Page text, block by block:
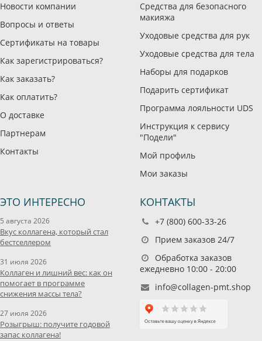
Новости компании
Вопросы и ответы
Сертификаты на товары
Как зарегистрироваться?
Как заказать?
Как оплатить?
О доставке
Партнерам
Контакты
Средства для безопасного
макияжа
Уходовые средства для рук
Уходовые средства для тела
Наборы для подарков
Подарить сертификат
Программа лояльности UDS
Инструкция к сервису
"Подели"
Мой профиль
Мои заказы
ЭТО ИНТЕРЕСНО
5 августа 2026
Вкус коллагена, который стал
бестселлером
31 июля 2026
Коллаген и лишний вес: как он
помогает в программе
снижения массы тела?
27 июля 2026
Розыгрыш: получите годовой
запас коллагена!
КОНТАКТЫ
+7 (800) 600-33-26
Прием заказов 24/7
Обработка заказов
ежедневно 10:00 - 20:00
info@collagen-pmt.shop